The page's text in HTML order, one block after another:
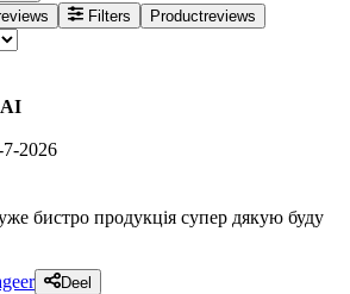
Filters Productreviews
7-2026
бистро продукція супер дякую буду
Deel